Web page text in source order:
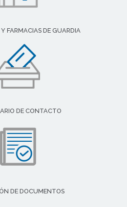
FARMACIAS DE GUARDIA
DE CONTACTO
DE DOCUMENTOS